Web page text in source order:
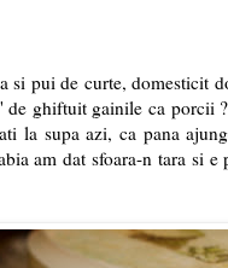
si pui de curte, domesticit
ghiftuit gainile ca porcii
la supa azi, ca pana
am dat sfoara-n tara si